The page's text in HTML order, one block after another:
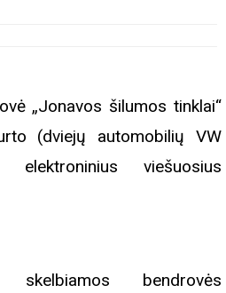
„Jonavos šilumos tinklai“
(dviejų automobilių VW
elektroninius viešuosius
bendrovės